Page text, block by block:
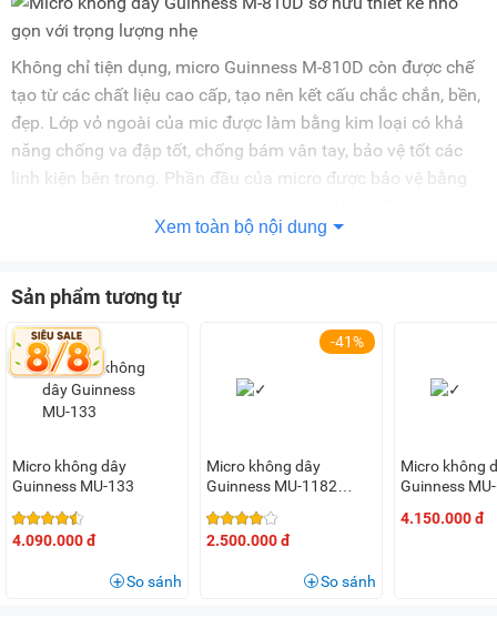
Không chỉ tiện dụng, micro Guinness M-810D còn được chế
tạo từ các chất liệu cao cấp, tạo nên kết cấu chắc chắn, bền,
đẹp. Lớp vỏ ngoài của mic được làm bằng kim loại có khả
năng chống va đập tốt, chống bám vân tay, bảo vệ tốt các
linh kiện bên trong. Phần đầu của micro được bảo vệ bằng
hạn chế bị móp méo do va đập hay rơi rớt, góp phần duy trì
Độ nhạy âm thanh cao, thu phát sóng ổn định
M-810D là dòng
micro không dây Guinnesscó độ nhạy âm
thanh cao giúp bắt âm chuẩn, hút giọng tốt. Do đó, dù bạn
có đặt micro ở xa miệng thì mic vẫn phát ra những tiếng rõ
ràng.
Thêm vào đó, micro này M-810D còn được ứng dụng công
nghệ băng tần UHF 600 - 749MHz giúp tái tạo âm thanh
trong veo, rõ ràng và vang xa. Đặc biệt, với công nghệ này,
mic còn có hiệu suất ổn định, không bị nhiễu sóng từ các
Xem toàn bộ nội dung
Sản phẩm tương tự
Micro không dây
Guinness MU-133
4.090.000 đ
So sánh
-41%
Micro không dây
Guinness MU-1182
2.500.000 đ
So sánh
Micro không
Guinness
4.150.000 đ